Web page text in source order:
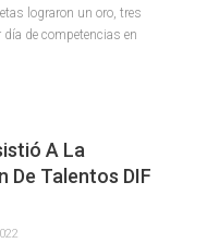
lograron un oro, tres
de competencias en
A La
De Talentos DIF